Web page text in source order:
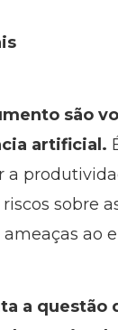
são
artificial.
sobre
ao
a